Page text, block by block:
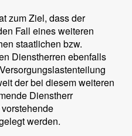
zum Ziel, dass der
Fall eines weiteren
staatlichen bzw.
Dienstherren ebenfalls
der bei diesem weiteren
Dienstherr
werden.